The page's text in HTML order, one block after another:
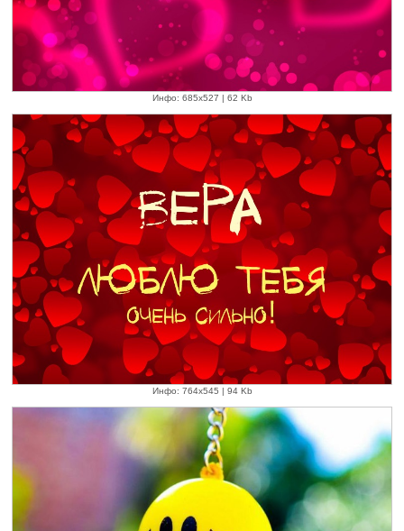
Инфо: 685х527 | 62 Kb
Инфо: 764х545 | 94 Kb